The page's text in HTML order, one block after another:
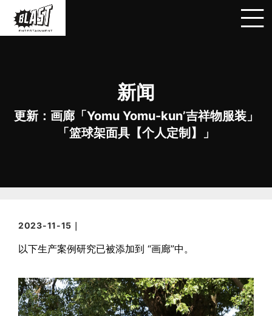
新闻
更新：画廊「Yomu Yomu-kun’吉祥物服装」
「篮球架面具【个人定制】」
2023-11-15｜
以下生产案例研究已被添加到 “画廊”中。